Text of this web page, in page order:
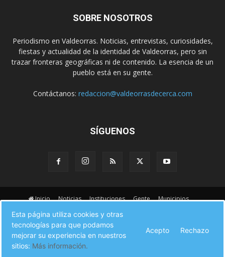
SOBRE NOSOTROS
Periodismo en Valdeorras. Noticias, entrevistas, curiosidades,
fiestas y actualidad de la identidad de Valdeorras, pero sin
trazar fronteras geográficas ni de contenido. La esencia de un
pueblo está en su gente.
Contáctanos: redaccion@valdeorrasdecerca.com
SÍGUENOS
Inicio Noticias Instituciones Gente
Municipios
Turismo en Valdeorras
CAMINO DE INVIERNO
Sucesos
© Valdeorras de Cerca 2017
Esta página utiliza cookies y otras
tecnologías para que podamos
mejorar su experiencia en nuestros
sitios: Más información.
Acepto Rechazo